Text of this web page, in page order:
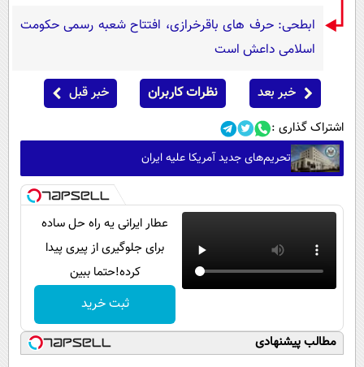
ابطحی: حرف های باقرخرازی، افتتاح شعبه رسمی حکومت
اسلامی داعش است
خبر بعد نظرات کاربران خبر قبل
اشتراک گذاری :
تحریم‌های جدید آمریکا علیه ایران
عطار ایرانی یه راه حل ساده
برای جلوگیری از پیری پیدا
کرده!حتما ببین
ثبت خرید
مطالب پیشنهادی